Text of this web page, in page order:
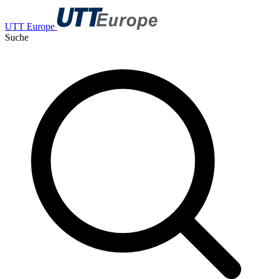
UTT Europe
Suche